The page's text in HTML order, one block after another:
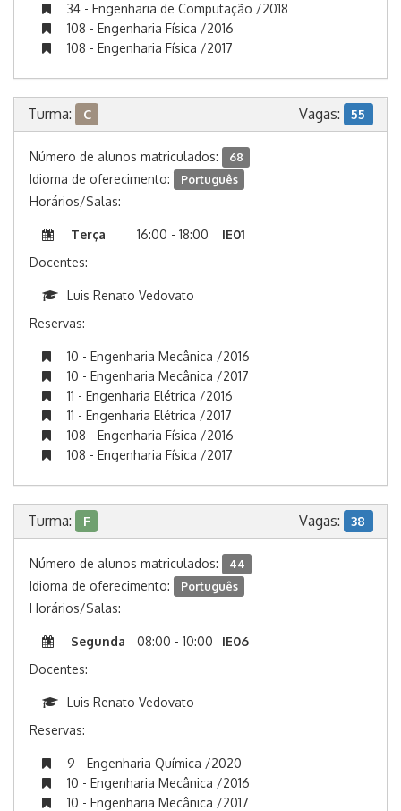
34 - Engenharia de Computação /2018
108 - Engenharia Física /2016
108 - Engenharia Física /2017
Turma: C Vagas: 55
Número de alunos matriculados: 68
Idioma de oferecimento: Português
Horários/Salas:
Terça 16:00 - 18:00
IE01
Docentes:
Luis Renato Vedovato
Reservas:
10 - Engenharia Mecânica /2016
10 - Engenharia Mecânica /2017
11 - Engenharia Elétrica /2016
11 - Engenharia Elétrica /2017
108 - Engenharia Física /2016
108 - Engenharia Física /2017
Turma: F Vagas: 38
Número de alunos matriculados: 44
Idioma de oferecimento: Português
Horários/Salas:
Segunda 08:00 - 10:00
IE06
Docentes:
Luis Renato Vedovato
Reservas:
9 - Engenharia Química /2020
10 - Engenharia Mecânica /2016
10 - Engenharia Mecânica /2017